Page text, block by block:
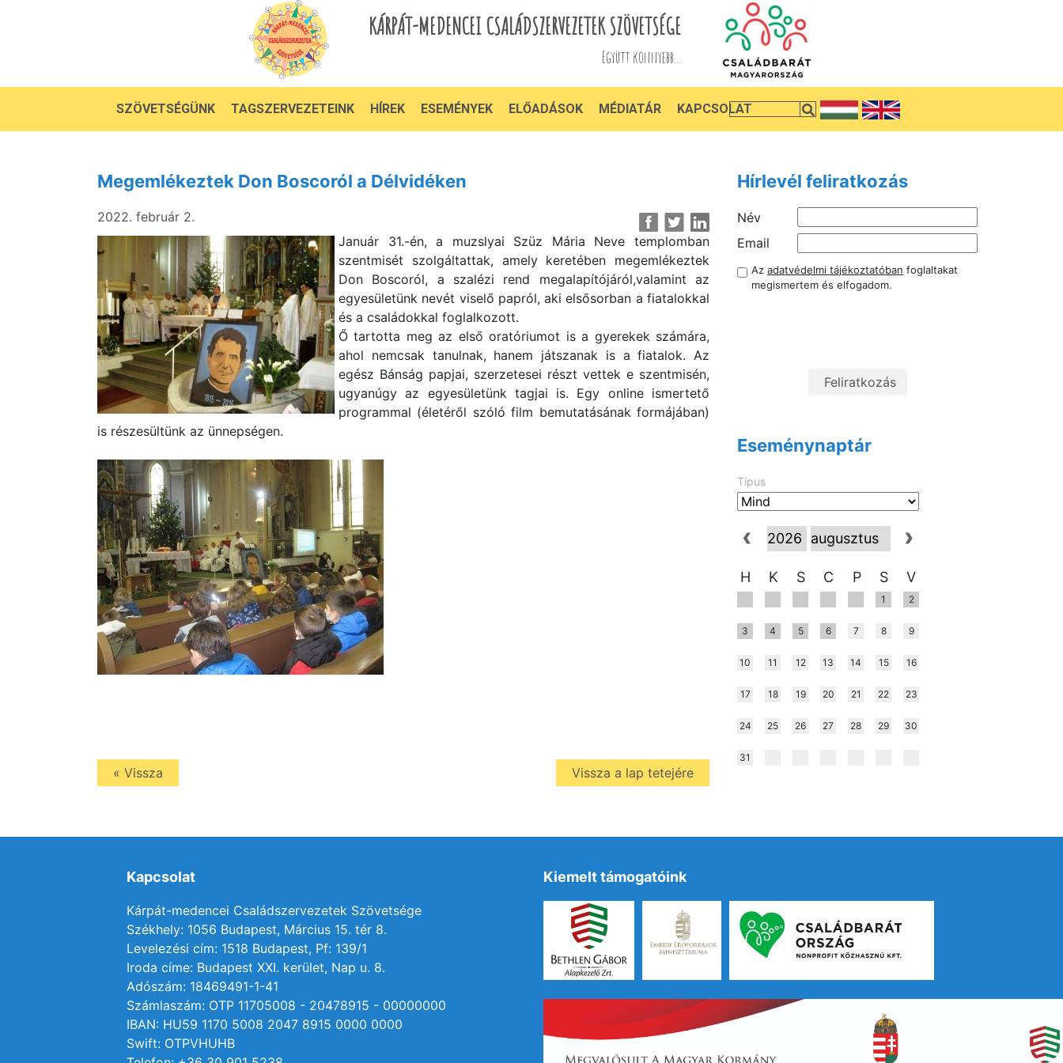
KÁRPÁT-MEDENCEI CSALÁDSZERVEZETEK SZÖVETSÉGE
Együtt könnyebb...
SZÖVETSÉGÜNK TAGSZERVEZETEINK HÍREK ESEMÉNYEK ELŐADÁSOK MÉDIATÁR KAPCSOLAT
Megemlékeztek Don Boscoról a Délvidéken
2022. február 2.
Január 31.-én, a muzslyai Szüz Mária Neve templomban
szentmisét szolgáltattak, amely keretében megemlékeztek
Don Boscoról, a szalézi rend megalapítójáról,valamint az
egyesületünk nevét viselő papról, aki elsősorban a fiatalokkal
és a családokkal foglalkozott.
Ő tartotta meg az első oratóriumot is a gyerekek számára,
ahol nemcsak tanulnak, hanem játszanak is a fiatalok. Az
egész Bánság papjai, szerzetesei részt vettek e szentmisén,
ugyanúgy az egyesületünk tagjai is. Egy online ismertető
programmal (életéről szóló film bemutatásának formájában)
is részesültünk az ünnepségen.
« Vissza Vissza a lap tetejére
Hírlevél feliratkozás
Név
Email
Az adatvédelmi tájékoztatóban foglaltakat
megismertem és elfogadom.
Eseménynaptár
Típus
H K S C P S V
1 2
3 4 5 6 7 8 9
10 11 12 13 14 15 16
17 18 19 20 21 22 23
24 25 26 27 28 29 30
31
Kapcsolat
Kárpát-medencei Családszervezetek Szövetsége
Székhely: 1056 Budapest, Március 15. tér 8.
Levelezési cím: 1518 Budapest, Pf: 139/1
Iroda címe: Budapest XXI. kerület, Nap u. 8.
Adószám: 18469491-1-41
Számlaszám: OTP 11705008 - 20478915 - 00000000
IBAN: HU59 1170 5008 2047 8915 0000 0000
Swift: OTPVHUHB
Kiemelt támogatóink